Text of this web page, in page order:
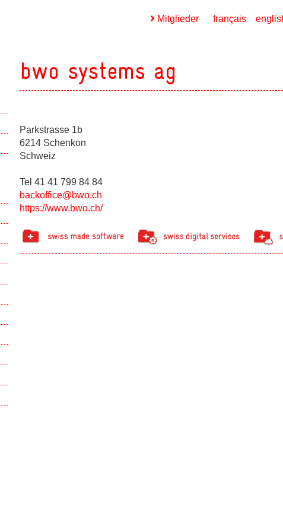
Show subpages
Show subpages
Show subpages
Show subpages
français
Mitglieder
bwo systems ag
Parkstrasse 1b
6214 Schenkon
Schweiz
Tel 41 41 799 84 84
backoffice@bwo.ch
https://www.bwo.ch/